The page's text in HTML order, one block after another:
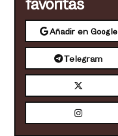
favoritas
Añadir en Google
Telegram